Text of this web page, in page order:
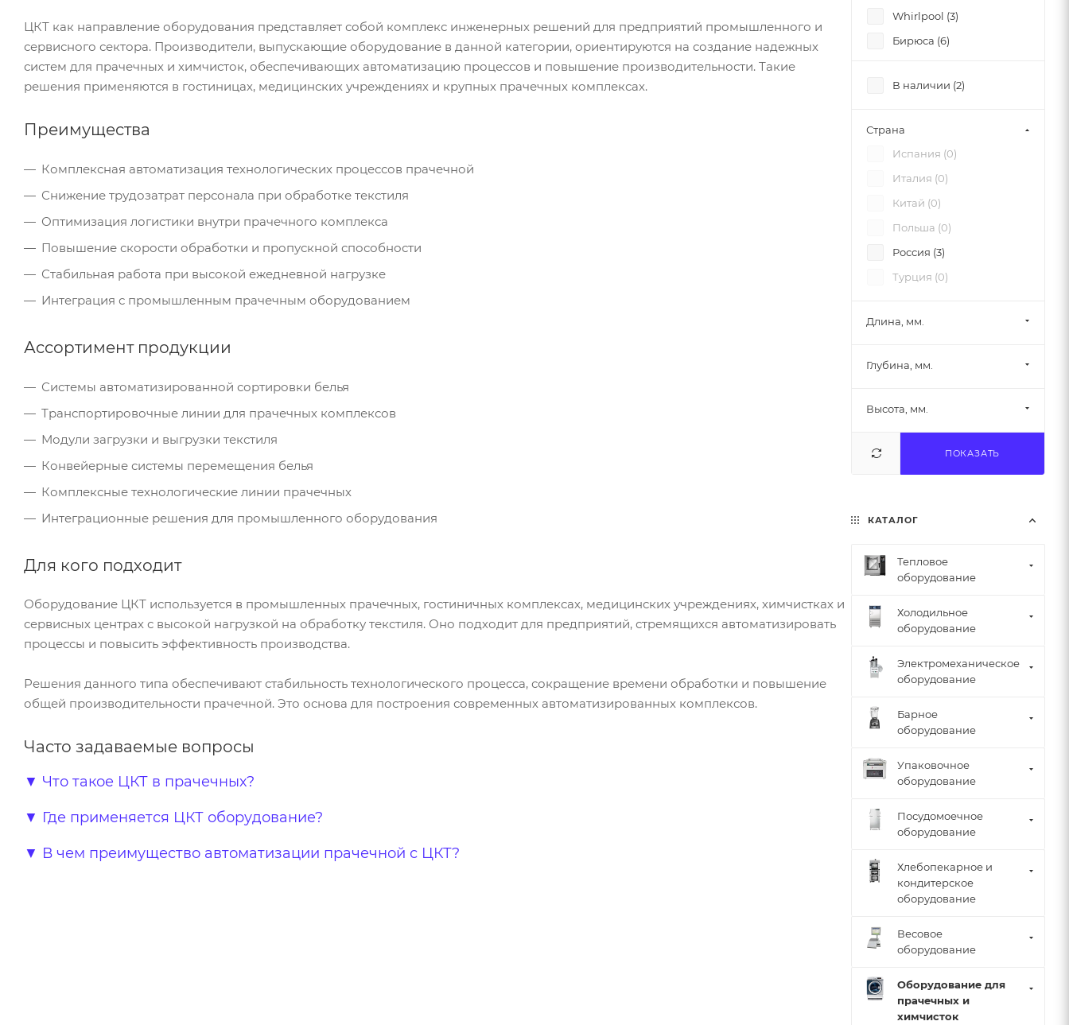
ЦКТ как направление оборудования представляет собой комплекс инженерных решений для предприятий промышленного и
сервисного сектора. Производители, выпускающие оборудование в данной категории, ориентируются на создание надежных
систем для прачечных и химчисток, обеспечивающих автоматизацию процессов и повышение производительности. Такие
решения применяются в гостиницах, медицинских учреждениях и крупных прачечных комплексах.
Преимущества
Комплексная автоматизация технологических процессов прачечной
Снижение трудозатрат персонала при обработке текстиля
Оптимизация логистики внутри прачечного комплекса
Повышение скорости обработки и пропускной способности
Стабильная работа при высокой ежедневной нагрузке
Интеграция с промышленным прачечным оборудованием
Ассортимент продукции
Системы автоматизированной сортировки белья
Транспортировочные линии для прачечных комплексов
Модули загрузки и выгрузки текстиля
Конвейерные системы перемещения белья
Комплексные технологические линии прачечных
Интеграционные решения для промышленного оборудования
Для кого подходит
Оборудование ЦКТ используется в промышленных прачечных, гостиничных комплексах, медицинских учреждениях, химчистках и
сервисных центрах с высокой нагрузкой на обработку текстиля. Оно подходит для предприятий, стремящихся автоматизировать
процессы и повысить эффективность производства.
Решения данного типа обеспечивают стабильность технологического процесса, сокращение времени обработки и повышение
общей производительности прачечной. Это основа для построения современных автоматизированных комплексов.
Часто задаваемые вопросы
▼ Что такое ЦКТ в прачечных?
▼ Где применяется ЦКТ оборудование?
▼ В чем преимущество автоматизации прачечной с ЦКТ?
Whirlpool (3)
Бирюса (6)
Кобор (1)
В наличии (2)
Страна
Испания (0)
Италия (0)
Китай (0)
Польша (0)
Россия (3)
Турция (0)
Длина, мм.
Глубина, мм.
Высота, мм.
ПОКАЗАТЬ
КАТАЛОГ
Тепловое
оборудование
Холодильное
оборудование
Электромеханическое
оборудование
Барное
оборудование
Упаковочное
оборудование
Посудомоечное
оборудование
Хлебопекарное и
кондитерское
оборудование
Весовое
оборудование
Оборудование для
прачечных и
химчисток